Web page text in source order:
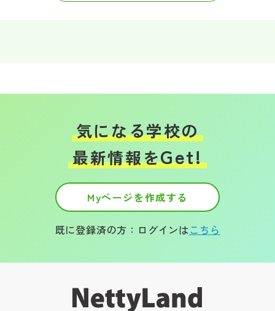
気になる学校の
最新情報をGet!
Myページを作成する
既に登録済の方：ログインはこちら